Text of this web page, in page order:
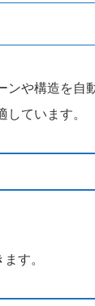
ンや構造を自
ています。
す。